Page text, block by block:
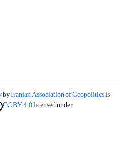
byIranian Association of Geopoliticsis
licensed under
CC BY 4.0